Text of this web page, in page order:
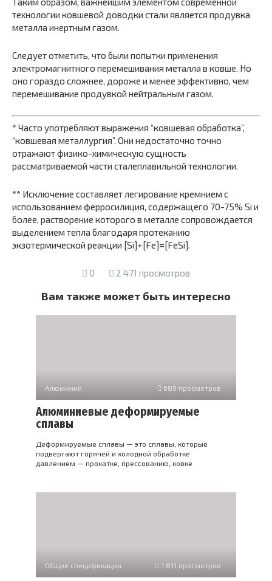
технологии ковшевой доводки стали является продувка
металла инертным газом.
Следует отметить, что были попытки применения
электромагнитного перемешивания металла в ковше. Но
оно гораздо сложнее, дороже и менее эффективно, чем
перемешивание продувкой нейтральным газом.
* Часто употребляют выражения “ковшевая обработка”,
“ковшевая металлургия”. Они недостаточно точно
отражают физико-химическую сущность
рассматриваемой части сталеплавильной технологии.
** Исключение составляет легирование кремнием с
использованием ферросилиция, содержащего 70-75% Si и
более, растворение которого в металле сопровождается
выделением тепла благодаря протеканию
экзотермической реакции [Si]+[Fe]=[FeSi].
0 2 471 просмотров
Вам также может быть интересно
Алюминий 689 просмотров
Алюминиевые деформируемые
сплавы
Деформируемые сплавы — это сплавы, которые
подвергают горячей и холодной обработке
давлением — прокатке, прессованию, ковке
Общие спецификации 1 811 просмотров